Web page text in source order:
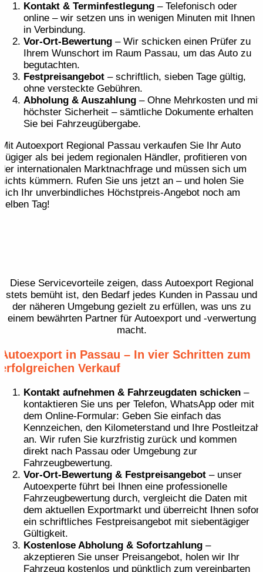
Kontakt & Terminfestlegung – Telefonisch oder
online – wir setzen uns in wenigen Minuten mit Ihnen
in Verbindung.
Vor-Ort-Bewertung – Wir schicken einen Prüfer zu
Ihrem Wunschort im Raum Passau, um das Auto zu
begutachten.
Festpreis­angebot – schriftlich, sieben Tage gültig,
ohne versteckte Gebühren.
Abholung & Auszahlung – Ohne Mehrkosten und mit
höchster Sicherheit – sämtliche Dokumente erhalten
Sie bei Fahrzeugübergabe.
Mit Autoexport Regional Passau verkaufen Sie Ihr Auto
zügiger als bei jedem regionalen Händler, profitieren von
der internationalen Marktnachfrage und müssen sich um
nichts kümmern. Rufen Sie uns jetzt an – und holen Sie
sich Ihr unverbindliches Höchstpreis-Angebot noch am
selben Tag!
Diese Servicevorteile zeigen, dass Autoexport Regional
stets bemüht ist, den Bedarf jedes Kunden in Passau und
der näheren Umgebung gezielt zu erfüllen, was uns zu
einem bewährten Partner für Autoexport und -verwertung
macht.
Autoexport in Passau – In vier Schritten zum
erfolgreichen Verkauf
Kontakt aufnehmen & Fahrzeugdaten schicken –
kontaktieren Sie uns per Telefon, WhatsApp oder mit
dem Online-Formular: Geben Sie einfach das
Kennzeichen, den Kilometerstand und Ihre Postleitzahl
an. Wir rufen Sie kurzfristig zurück und kommen
direkt nach Passau oder Umgebung zur
Fahrzeugbewertung.
Vor-Ort-Bewertung & Festpreisangebot – unser
Autoexperte führt bei Ihnen eine professionelle
Fahrzeugbewertung durch, vergleicht die Daten mit
dem aktuellen Exportmarkt und überreicht Ihnen sofort
ein schriftliches Festpreisangebot mit siebentägiger
Gültigkeit.
Kostenlose Abholung & Sofortzahlung –
akzeptieren Sie unser Preisangebot, holen wir Ihr
Fahrzeug kostenlos und pünktlich zum vereinbarten